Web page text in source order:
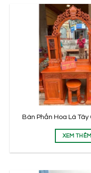
Bàn Phấn Hoa Lá
XEM THÊM